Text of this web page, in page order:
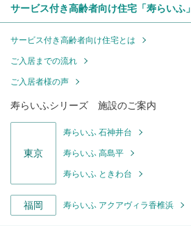
サービス付き高齢者向け住宅「寿らいふ」
サービス付き高齢者向け住宅とは
ご入居までの流れ
ご入居者様の声
寿らいふシリーズ 施設のご案内
東京
寿らいふ 石神井台
寿らいふ 高島平
寿らいふ ときわ台
福岡 寿らいふ アクアヴィラ香椎浜